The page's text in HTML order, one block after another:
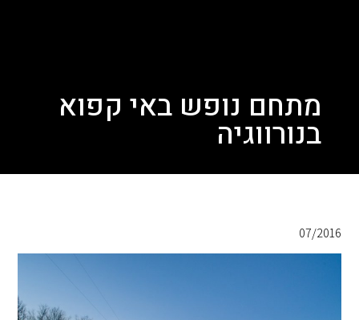
מתחם נופש באי קפוא
בנורווגיה
07/2016